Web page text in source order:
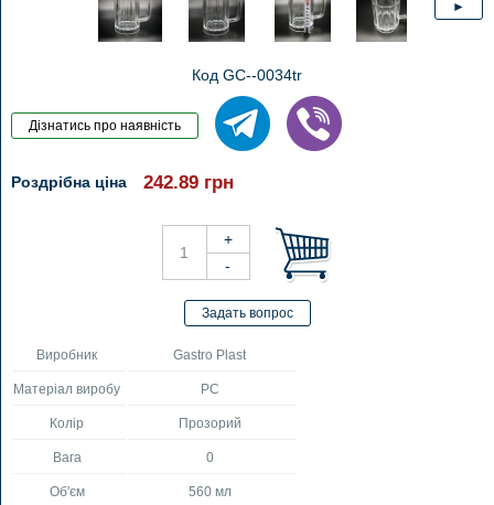
Код GC--0034tr
Роздрібна ціна 242.89 грн
Виробник Gastro Plast
Матеріал виробу PC
Колір Прозорий
Вага 0
Об'єм 560 мл